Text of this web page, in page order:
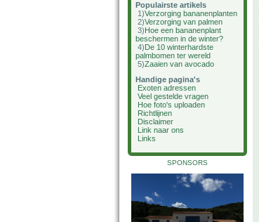
Populairste artikels
1)Verzorging bananenplanten
2)Verzorging van palmen
3)Hoe een bananenplant
beschermen in de winter?
4)De 10 winterhardste
palmbomen ter wereld
5)Zaaien van avocado
Handige pagina's
Exoten adressen
Veel gestelde vragen
Hoe foto's uploaden
Richtlijnen
Disclaimer
Link naar ons
Links
SPONSORS